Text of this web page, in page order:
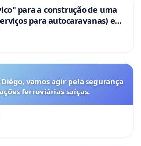
para a construção de uma
para autocaravanas) em
vamos agir pela segurança
ferroviárias suíças.